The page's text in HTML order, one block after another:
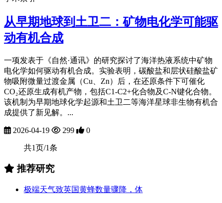
从早期地球到土卫二：矿物电化学可能驱
动有机合成
一项发表于《自然·通讯》的研究探讨了海洋热液系统中矿物
电化学如何驱动有机合成。实验表明，碳酸盐和层状硅酸盐矿
物吸附微量过渡金属（Cu、Zn）后，在还原条件下可催化
CO₂还原生成有机产物，包括C1-C2+化合物及C-N键化合物。
该机制为早期地球化学起源和土卫二等海洋星球非生物有机合
成提供了新见解。...
2026-04-19 299 0
共1页/1条
推荐研究
极端天气致英国黄蜂数量骤降，体